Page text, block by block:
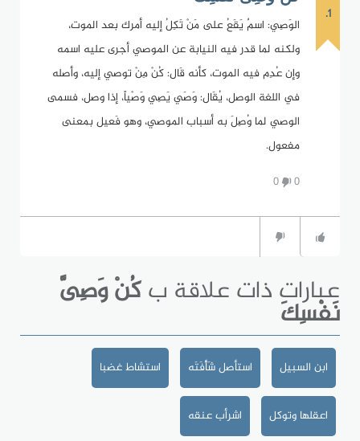
1.
الوَصِي: اسمٌ يَقَعُ على مَنْ تَكِلُ إليه أمرك بعد الموت،
ولكنه لما قدر فيه النيابة عن الموصي أجرى عليه اسمه
وإن عُدِم فيه الموت، كأنه قَال: كُنْ مِنْ توصي إليه، وأصله
في اللغة الوصل، يُقَال: وَصَي يَصِي وَصْياً، إذا وصل، فسمى
الوصي لما وُصِلَ به أسباب الموصي، وهو فَعيل بمعنى
مفعول.
0
0
عبارات ذات علاقة بكُنْ وَصِىَّ
نَفْسِكَ
ابن السبيل استأصل شَأْفَتَه استشاط غضبا
اعقلها وتوكل اشرأب عنقه